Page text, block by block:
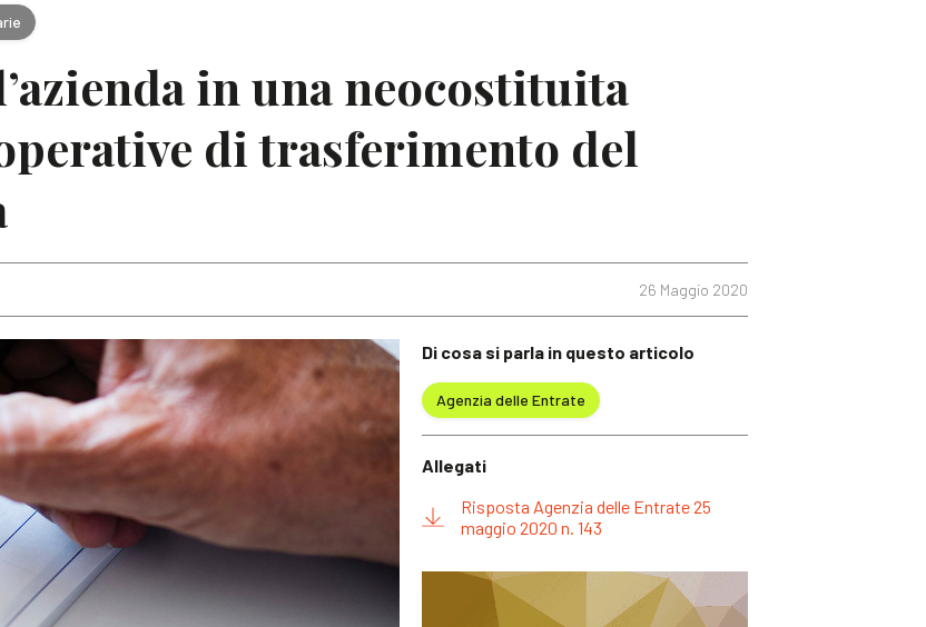
in una neocostituita
di trasferimento del
26 Maggio 2020
Di cosa si parla in questo articolo
Agenzia delle Entrate
Allegati
Risposta Agenzia delle Entrate 25
maggio 2020 n. 143